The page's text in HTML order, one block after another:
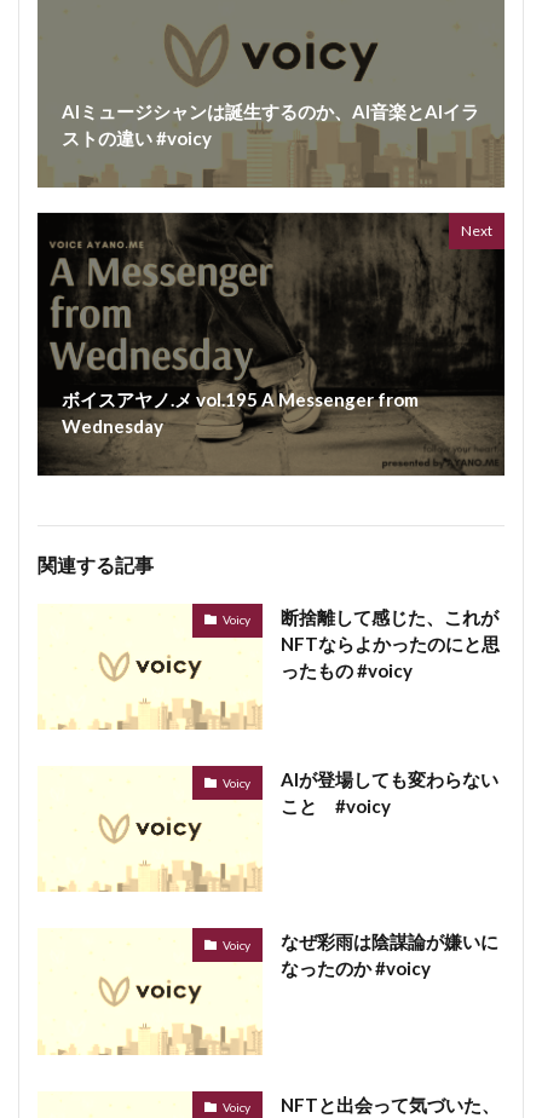
AIミュージシャンは誕生するのか、AI音楽とAIイラ
ストの違い #voicy
Next
ボイスアヤノ.メ vol.195 A Messenger from
Wednesday
関連する記事
Voicy
断捨離して感じた、これが
NFTならよかったのにと思
ったもの #voicy
Voicy
AIが登場しても変わらない
こと #voicy
Voicy
なぜ彩雨は陰謀論が嫌いに
なったのか #voicy
Voicy
NFTと出会って気づいた、